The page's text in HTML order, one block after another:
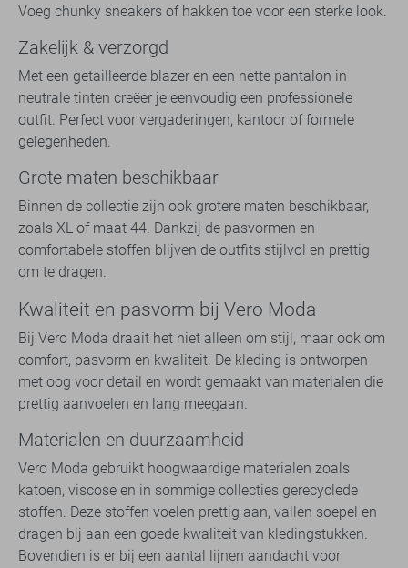
Voeg chunky sneakers of hakken toe voor een sterke look.
Zakelijk & verzorgd
Met een getailleerde blazer en een nette pantalon in
neutrale tinten creëer je eenvoudig een professionele
outfit. Perfect voor vergaderingen, kantoor of formele
gelegenheden.
Grote maten beschikbaar
Binnen de collectie zijn ook grotere maten beschikbaar,
zoals XL of maat 44. Dankzij de pasvormen en
comfortabele stoffen blijven de outfits stijlvol en prettig
om te dragen.
Kwaliteit en pasvorm bij Vero Moda
Bij Vero Moda draait het niet alleen om stijl, maar ook om
comfort, pasvorm en kwaliteit. De kleding is ontworpen
met oog voor detail en wordt gemaakt van materialen die
prettig aanvoelen en lang meegaan.
Materialen en duurzaamheid
Vero Moda gebruikt hoogwaardige materialen zoals
katoen, viscose en in sommige collecties gerecyclede
stoffen. Deze stoffen voelen prettig aan, vallen soepel en
dragen bij aan een goede kwaliteit van kledingstukken.
Bovendien is er bij een aantal lijnen aandacht voor